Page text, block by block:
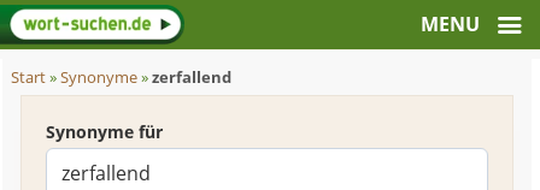
Start»Synonyme»zerfallend
Synonyme für